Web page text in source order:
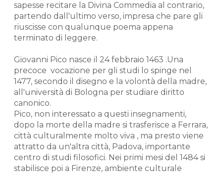
sapesse recitare la Divina Commedia al contrario,
partendo dall'ultimo verso, impresa che pare gli
riuscisse con qualunque poema appena
terminato di leggere.
Giovanni Pico nasce il 24 febbraio 1463 .Una
precoce vocazione per gli studi lo spinge nel
1477, secondo il disegno e la volontà della madre,
all'università di Bologna per studiare diritto
canonico.
Pico, non interessato a questi insegnamenti,
dopo la morte della madre si trasferisce a Ferrara,
città culturalmente molto viva , ma presto viene
attratto da un'altra città, Padova, importante
centro di studi filosofici. Nei primi mesi del 1484 si
stabilisce poi a Firenze, ambiente culturale